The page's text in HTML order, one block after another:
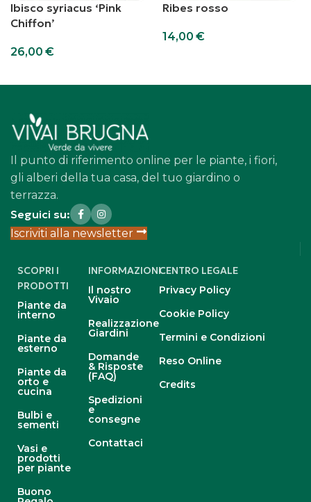
Ibisco syriacus ‘Pink
Chiffon’
26,00 €
Ribes rosso
14,00 €
Il punto di riferimento online per le piante, i fiori,
gli alberi della tua casa, del tuo giardino o
terrazza.
Seguici su:
Iscriviti alla newsletter
SCOPRI I
PRODOTTI
Piante da
interno
Piante da
esterno
Piante da
orto e
cucina
Bulbi e
sementi
Vasi e
prodotti
per piante
Buono
INFORMAZIONI
Il nostro
Vivaio
Realizzazione
Giardini
Domande
& Risposte
(FAQ)
Spedizioni
e
consegne
Contattaci
CENTRO LEGALE
Privacy Policy
Cookie Policy
Termini e Condizioni
Reso Online
Credits